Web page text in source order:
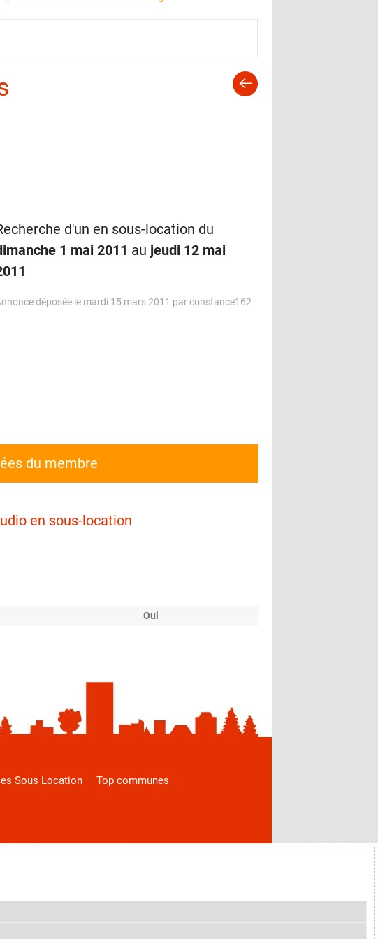
d'un en sous-location du
1 mai 2011 au jeudi 12 mai
déposée le mardi 15 mars 2011 par constance162
du membre
en sous-location
Oui
Sous Location
Top communes